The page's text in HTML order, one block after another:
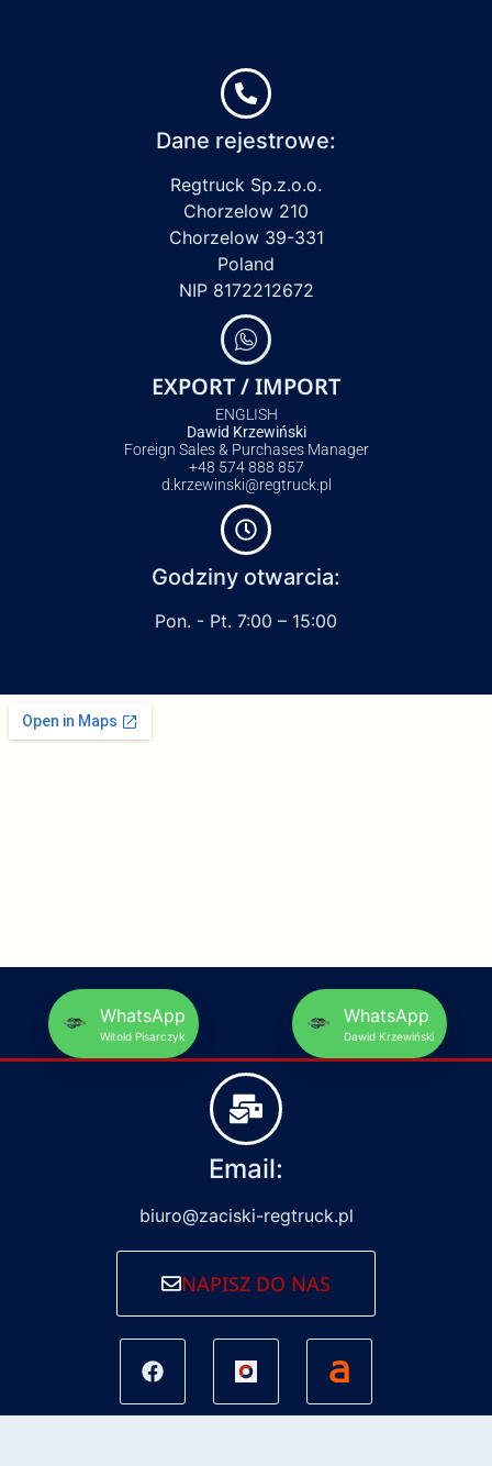
Dane rejestrowe:
Regtruck Sp.z.o.o.
Chorzelow 210
Chorzelow 39-331
Poland
NIP 8172212672
EXPORT / IMPORT
ENGLISH
Dawid Krzewiński
Foreign Sales & Purchases Manager
+48 574 888 857
d.krzewinski@regtruck.pl
Godziny otwarcia:
Pon. - Pt. 7:00 – 15:00
WhatsApp
Witold Pisarczyk
WhatsApp
Dawid Krzewiński
Email:
biuro@zaciski-regtruck.pl
NAPISZ DO NAS